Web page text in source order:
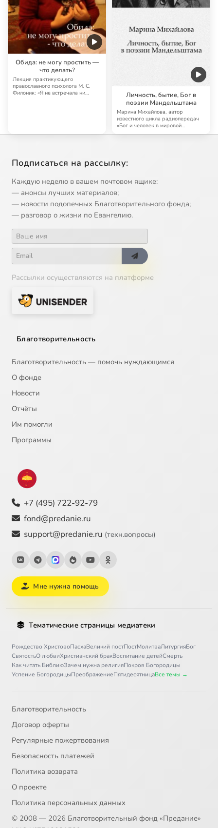
Обида: не могу простить —
что делать?
Лекция практикующего
православного психолога М. С.
Филоник: «Я не встречала ни
Личность, бытие, Бог в
поэзии Мандельштама
Марина Михайлова, автор
известного цикла радиопередач
«Бог и человек в мировой
Подписаться на рассылку:
Каждую неделю в вашем почтовом ящике:
— анонсы лучших материалов;
— новости подопечных Благотворительного фонда;
— разговор о жизни по Евангелию.
Рассылки осуществляются на платформе
Благотворительность
Благотворительность — помочь нуждающимся
О фонде
Новости
Отчёты
Им помогли
Программы
+7 (495) 722-92-79
fond@predanie.ru
support@predanie.ru (техн.вопросы)
Мне нужна помощь
Тематические страницы медиатеки
Рождество ХристовоПасхаВеликий постПостМолитваЛитургияБог
СвятостьО любвиХристианский бракВоспитание детейСмерть
Как читать БиблиюЗачем нужна религияПокров Богородицы
Успение БогородицыПреображениеПятидесятницаВсе темы →
Благотворительность
Договор оферты
Регулярные пожертвования
Безопасность платежей
Политика возврата
О проекте
Политика персональных данных
© 2008 — 2026 Благотворительный фонд «Предание»